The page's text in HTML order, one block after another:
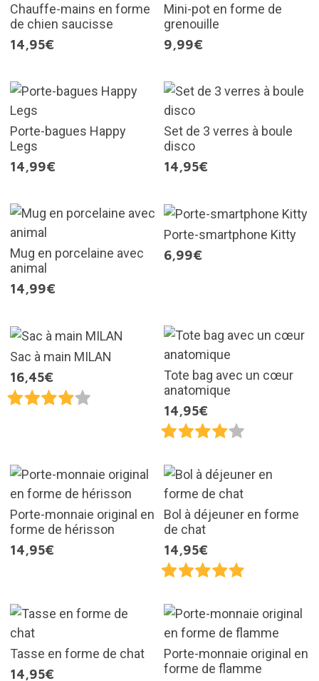
Chauffe-mains en forme
de chien saucisse
14,95€
Mini-pot en forme de
grenouille
9,99€
Porte-bagues Happy
Legs
14,99€
Set de 3 verres à boule
disco
14,95€
Mug en porcelaine avec
animal
14,99€
Porte-smartphone Kitty
6,99€
Sac à main MILAN
16,45€
Tote bag avec un cœur
anatomique
14,95€
Porte-monnaie original en
forme de hérisson
14,95€
Bol à déjeuner en forme
de chat
14,95€
Tasse en forme de chat
14,95€
Porte-monnaie original en
forme de flamme